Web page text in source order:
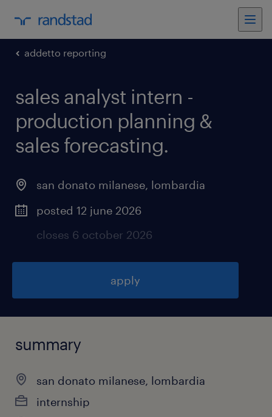
addetto reporting
sales analyst intern -
production planning &
sales forecasting.
san donato milanese, lombardia
posted 12 june 2026
closes 6 october 2026
apply
summary
san donato milanese, lombardia
internship